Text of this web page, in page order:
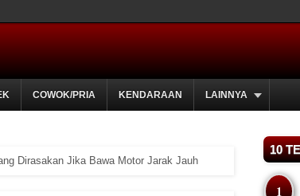
COWOK/PRIA KENDARAAN LAINNYA
Dirasakan Jika Bawa Motor Jarak Jauh
10